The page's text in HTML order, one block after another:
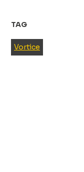
TAG
Vortice